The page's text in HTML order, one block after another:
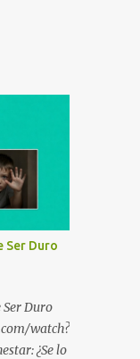
Ser Duro
Ser Duro
watch?
¿Se lo